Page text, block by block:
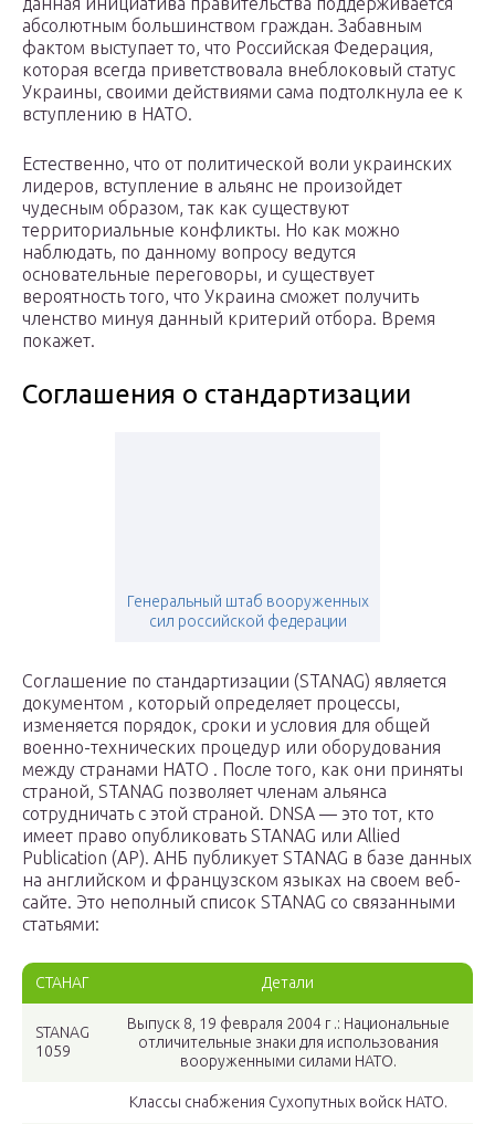
абсолютным большинством граждан. Забавным
фактом выступает то, что Российская Федерация,
которая всегда приветствовала внеблоковый статус
Украины, своими действиями сама подтолкнула ее к
вступлению в НАТО.
Естественно, что от политической воли украинских
лидеров, вступление в альянс не произойдет
чудесным образом, так как существуют
территориальные конфликты. Но как можно
наблюдать, по данному вопросу ведутся
основательные переговоры, и существует
вероятность того, что Украина сможет получить
членство минуя данный критерий отбора. Время
покажет.
Соглашения о стандартизации
Генеральный штаб вооруженных
сил российской федерации
Соглашение по стандартизации (STANAG) является
документом , который определяет процессы,
изменяется порядок, сроки и условия для общей
военно-технических процедур или оборудования
между странами НАТО . После того, как они приняты
страной, STANAG позволяет членам альянса
сотрудничать с этой страной. DNSA — это тот, кто
имеет право опубликовать STANAG или Allied
Publication (AP). АНБ публикует STANAG в базе данных
на английском и французском языках на своем веб-
сайте. Это неполный список STANAG со связанными
статьями:
СТАНАГ Детали
STANAG
1059
Выпуск 8, 19 февраля 2004 г .: Национальные
отличительные знаки для использования
вооруженными силами НАТО.
Классы снабжения Сухопутных войск НАТО.